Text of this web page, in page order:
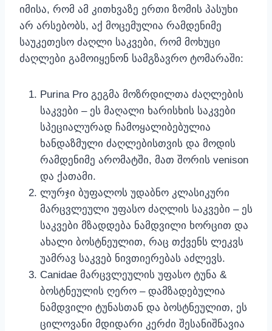
იმისა, რომ ამ კითხვაზე ერთი ზომის პასუხი
არ არსებობს, აქ მოცემულია რამდენიმე
საუკეთესო ძაღლი საკვები, რომ მოხუცი
ძაღლები გამოიყენონ სამგზავრო ტომარაში:
Purina Pro გეგმა მოზრდილთა ძაღლების
საკვები – ეს მაღალი ხარისხის საკვები
სპეციალურად ჩამოყალიბებულია
ხანდაზმული ძაღლებისთვის და მოდის
რამდენიმე არომატში, მათ შორის venison
და ქათამი.
ლურჯი ბუფალოს უდაბნო კლასიკური
მარცვლეული უფასო ძაღლის საკვები – ეს
საკვები მზადდება ნამდვილი ხორცით და
ახალი ბოსტნეულით, რაც თქვენს ლეკვს
უამრავ საკვებ ნივთიერებას აძლევს.
Canidae მარცვლეულის უფასო ტუნა &
ბოსტნეულის ღერო – დამზადებულია
ნამდვილი ტუნასთან და ბოსტნეულით, ეს
ცილოვანი მდიდარი კერძი შესანიშნავია